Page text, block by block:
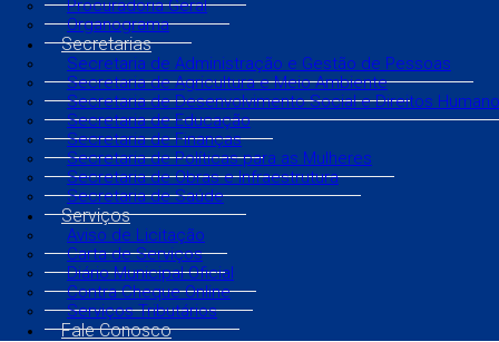
Procuradoria Geral
Organograma
Secretarias
Secretaria de Administração e Gestão de Pessoas
Secretaria de Agricultura e Meio Ambiente
Secretaria de Desenvolvimento Social e Direitos
Secretaria de Educação
Secretaria de Finanças
Secretaria de Políticas para as Mulheres
Secretaria de Obras e Infraestrutura
Secretaria de Saúde
Serviços
Aviso de Licitação
Carta de Serviços
Diário Municipal Oficial
Contra Cheque Online
Serviços Tributários
Fale Conosco